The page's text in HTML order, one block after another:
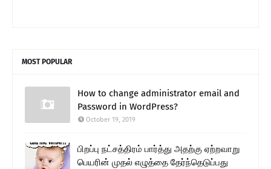
MOST POPULAR
How to change administrator email and
Password in WordPress?
October 19, 2019
பிறப்பு நட்சத்திரம் பார்த்து அதற்கு ஏற்றவாறு
பெயரின் முதல் எழுத்தை தேர்ந்தெடுப்பது